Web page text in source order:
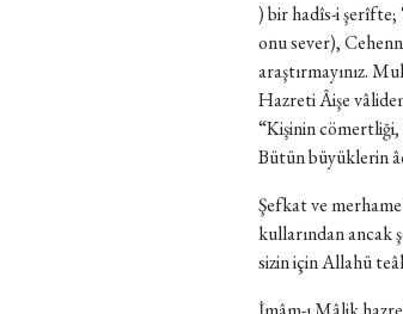
) bir hadîs-i şerîfte;
onu sever),
araştırmayınız.
Hazreti Âişe
“Kişinin cömertliği,
Bütün büyüklerin
Şefkat ve
kullarından ancak
sizin için Allahü